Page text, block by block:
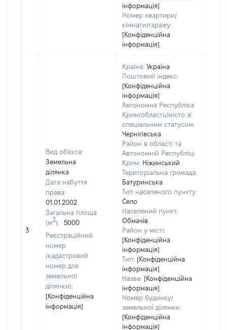
інформація]
Номер квартири/
кімнати/гаражу:
[Конфіденційна
інформація]
3
Вид об'єкта:
Земельна
ділянка
Дата набуття
права:
01.01.2002
Загальна площа
(м2):
5000
Реєстраційний
номер
(кадастровий
номер для
земельної
ділянки):
[Конфіденційна
інформація]
Країна: Україна
Поштовий індекс:
[Конфіденційна
інформація]
Автономна Республіка
Крим/область/місто зі
спеціальним статусом:
Чернігівська
Район в області та
Автономній Республіці
Крим: Ніжинський
Територіальна громада:
Батуринська
Тип населеного пункту:
Село
Населений пункт:
Обмачів
Район у місті:
[Конфіденційна
інформація]
Тип: [Конфіденційна
інформація]
Назва: [Конфіденційна
інформація]
Номер будинку/
земельної ділянки:
[Конфіденційна
інформація]